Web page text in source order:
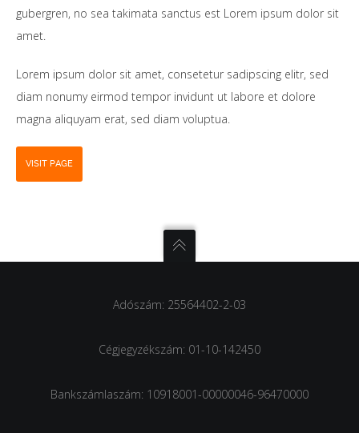
gubergren, no sea takimata sanctus est Lorem ipsum dolor sit
amet.
Lorem ipsum dolor sit amet, consetetur sadipscing elitr, sed
diam nonumy eirmod tempor invidunt ut labore et dolore
magna aliquyam erat, sed diam voluptua.
VISIT PAGE
Adószám: 25564402-2-03
Cégjegyzékszám: 01-10-142450
Bankszámlaszám: 10918001-00000046-96470000